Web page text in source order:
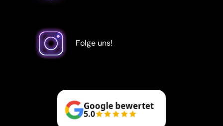
Folge uns!
Google bewertet
5.0